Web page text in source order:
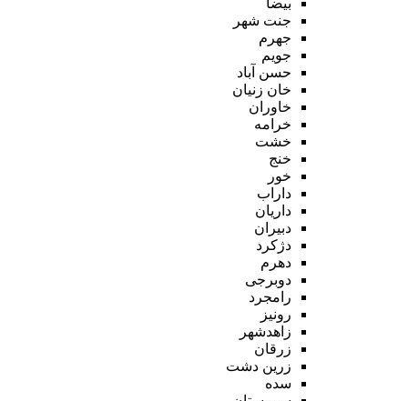
جنت شهر
جهرم
جویم
حسن آباد
خان زنیان
خاوران
خرامه
خشت
خنج
خور
داراب
داریان
دبیران
دژکرد
دهرم
دوبرجی
رامجرد
رونیز
زاهدشهر
زرقان
زرین دشت
سده